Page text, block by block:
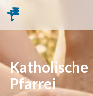
Katholische
Pfarrei